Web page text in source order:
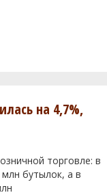
на 4,7%,
торговле: в
бутылок, а в